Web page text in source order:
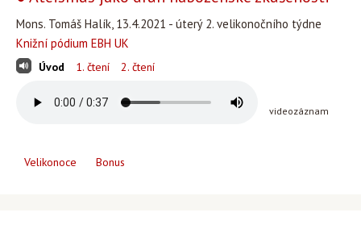
Mons. Tomáš Halík, 13.4.2021 - úterý 2. velikonočního týdne
Knižní pódium EBH UK
Úvod 1. čtení 2. čtení
videozáznam
Velikonoce Bonus